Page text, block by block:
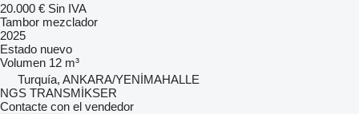
20.000 € Sin IVA
Tambor mezclador
2025
Estado nuevo
Volumen 12 m³
Turquía, ANKARA/YENİMAHALLE
NGS TRANSMİKSER
Contacte con el vendedor